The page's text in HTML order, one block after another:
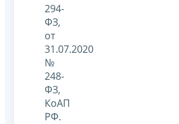
294-
ФЗ,
от
31.07.2020
№
248-
ФЗ,
КоАП
РФ.